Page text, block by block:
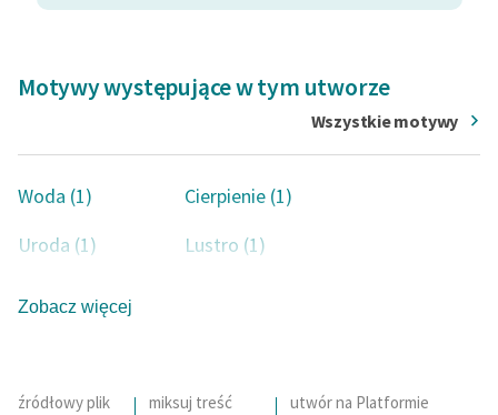
Motywy występujące w tym utworze
Wszystkie motywy
Woda (1)
Cierpienie (1)
Uroda (1)
Lustro (1)
Miłość niespełniona (1)
Zobacz więcej
źródłowy plik
miksuj treść
utwór na Platformie